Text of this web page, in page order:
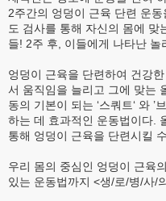
2주간의 엉덩이 근육 단련 운
도 검사를 통해 자신의 몸에 맞
들! 2주 후, 이들에게 나타난
엉덩이 근육을 단련하여 건강
서 움직임을 늘리고 그에 맞는
동의 기본이 되는 ‘스쿼트‘ 와 ’
하는 데 효과적인 운동법이다.
통해 엉덩이 근육을 단련시킬
우리 몸의 중심인 엉덩이 근육
있는 운동법까지 <생/로/병/사/